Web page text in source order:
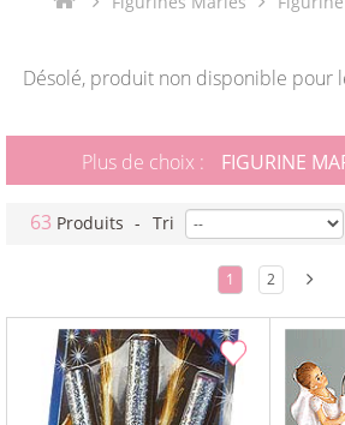
Payez votre commande en
Désolé, produit non disponible pour
Plus de choix : FIGURINE
63 Produits - Tri
1 2